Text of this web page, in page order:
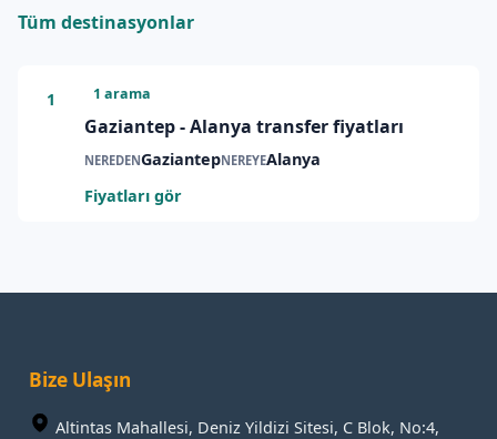
Tüm destinasyonlar
1 1 arama
Gaziantep - Alanya transfer fiyatları
NEREDENGaziantepNEREYEAlanya
Fiyatları gör
Bize Ulaşın
Altintas Mahallesi, Deniz Yildizi Sitesi, C Blok, No:4,